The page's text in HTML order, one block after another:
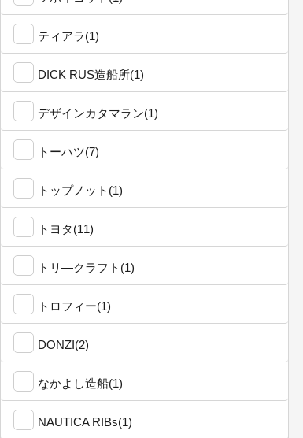
ティアラ(1)
DICK RUS造船所(1)
デザインカタマラン(1)
トーハツ(7)
トップノット(1)
トヨタ(11)
トリ―クラフト(1)
トロフィー(1)
DONZI(2)
なかよし造船(1)
NAUTICA RIBs(1)